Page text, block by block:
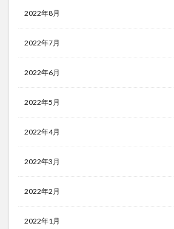
2022年8月
2022年7月
2022年6月
2022年5月
2022年4月
2022年3月
2022年2月
2022年1月